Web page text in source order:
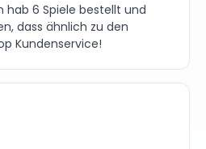
hab 6 Spiele bestellt und
dass ähnlich zu den
Kundenservice!